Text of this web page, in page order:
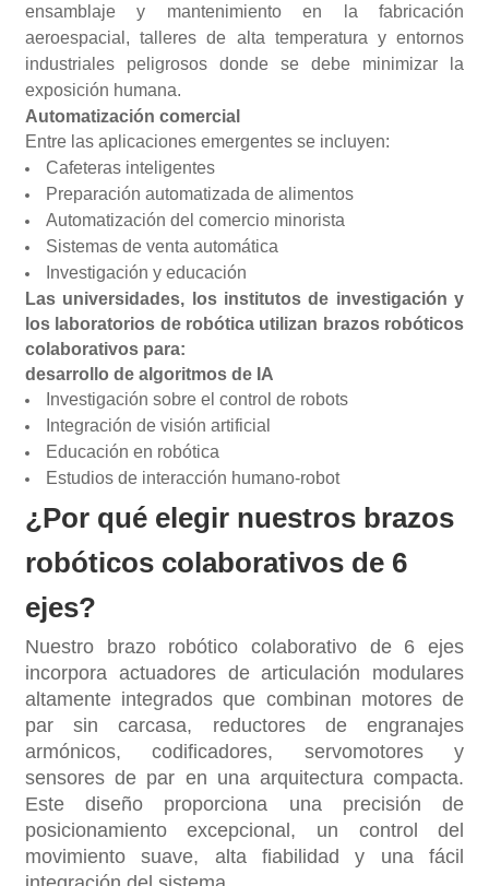
ensamblaje y mantenimiento en la fabricación
aeroespacial, talleres de alta temperatura y entornos
industriales peligrosos donde se debe minimizar la
exposición humana.
Automatización comercial
Entre las aplicaciones emergentes se incluyen:
Cafeteras inteligentes
Preparación automatizada de alimentos
Automatización del comercio minorista
Sistemas de venta automática
Investigación y educación
Las universidades, los institutos de investigación y
los laboratorios de robótica utilizan brazos robóticos
colaborativos para:
desarrollo de algoritmos de IA
Investigación sobre el control de robots
Integración de visión artificial
Educación en robótica
Estudios de interacción humano-robot
¿Por qué elegir nuestros brazos
robóticos colaborativos de 6
ejes?
Nuestro brazo robótico colaborativo de 6 ejes
incorpora actuadores de articulación modulares
altamente integrados que combinan motores de
par sin carcasa, reductores de engranajes
armónicos, codificadores, servomotores y
sensores de par en una arquitectura compacta.
Este diseño proporciona una precisión de
posicionamiento excepcional, un control del
movimiento suave, alta fiabilidad y una fácil